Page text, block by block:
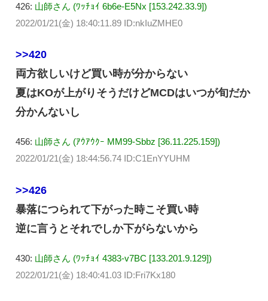
426: 山師さん (ﾜｯﾁｮｲ 6b6e-E5Nx [153.242.33.9])
2022/01/21(金) 18:40:11.89 ID:nkIuZMHE0
>>420
両方欲しいけど買い時が分からない
夏はKOが上がりそうだけどMCDはいつが旬だか
分かんないし
456: 山師さん (ｱｳｱｳｸｰ MM99-Sbbz [36.11.225.159])
2022/01/21(金) 18:44:56.74 ID:C1EnYYUHM
>>426
暴落につられて下がった時こそ買い時
逆に言うとそれでしか下がらないから
430: 山師さん (ﾜｯﾁｮｲ 4383-v7BC [133.201.9.129])
2022/01/21(金) 18:40:41.03 ID:Fri7Kx180